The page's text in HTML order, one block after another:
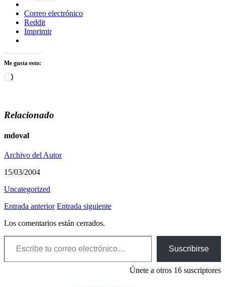
Correo electrónico
Reddit
Imprimir
Me gusta esto:
Cargando...
Relacionado
mdoval
Archivo del Autor
15/03/2004
Uncategorized
Entrada anterior Entrada siguiente
Los comentarios están cerrados.
Escribe tu correo electrónico…
Suscribirse
Únete a otros 16 suscriptores